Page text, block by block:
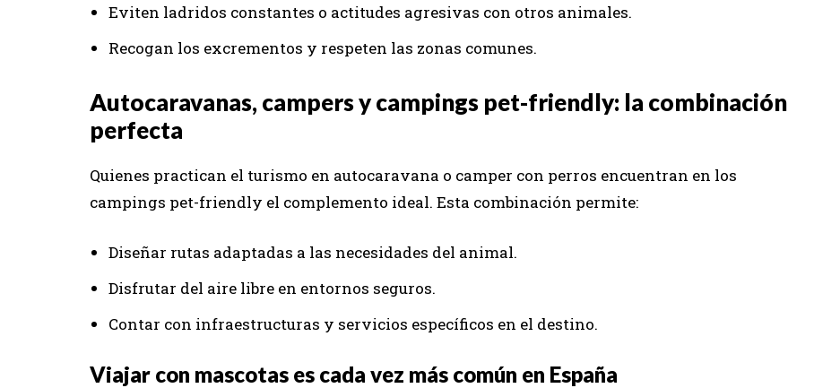
Eviten ladridos constantes o actitudes agresivas con otros animales.
Recogan los excrementos y respeten las zonas comunes.
Autocaravanas, campers y campings pet-friendly: la combinación
perfecta
Quienes practican el turismo en autocaravana o camper con perros encuentran en los
campings pet-friendly el complemento ideal. Esta combinación permite:
Diseñar rutas adaptadas a las necesidades del animal.
Disfrutar del aire libre en entornos seguros.
Contar con infraestructuras y servicios específicos en el destino.
Viajar con mascotas es cada vez más común en España